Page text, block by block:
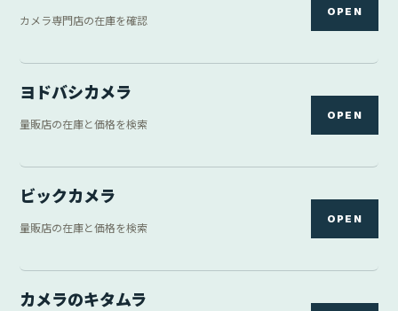
カメラ専門店の在庫を確認
OPEN
ヨドバシカメラ
量販店の在庫と価格を検索
OPEN
ビックカメラ
量販店の在庫と価格を検索
OPEN
カメラのキタムラ